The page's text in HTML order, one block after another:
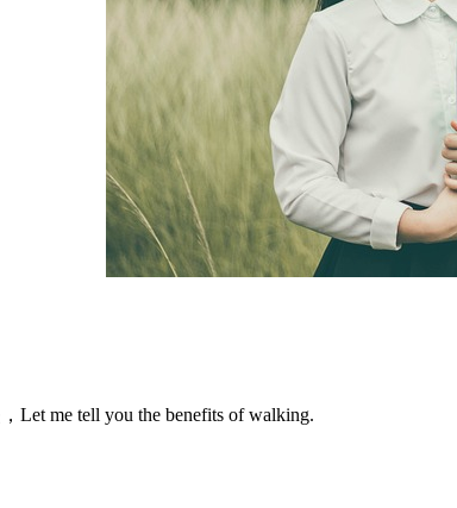
me tell you the benefits of walking.